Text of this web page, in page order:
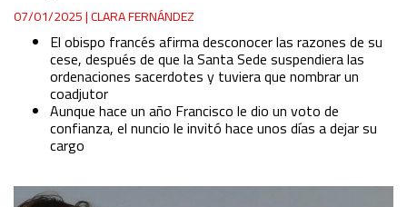
07/01/2025|CLARA FERNÁNDEZ
El obispo francés afirma desconocer las razones de su
cese, después de que la Santa Sede suspendiera las
ordenaciones sacerdotes y tuviera que nombrar un
coadjutor
Aunque hace un año Francisco le dio un voto de
confianza, el nuncio le invitó hace unos días a dejar su
cargo